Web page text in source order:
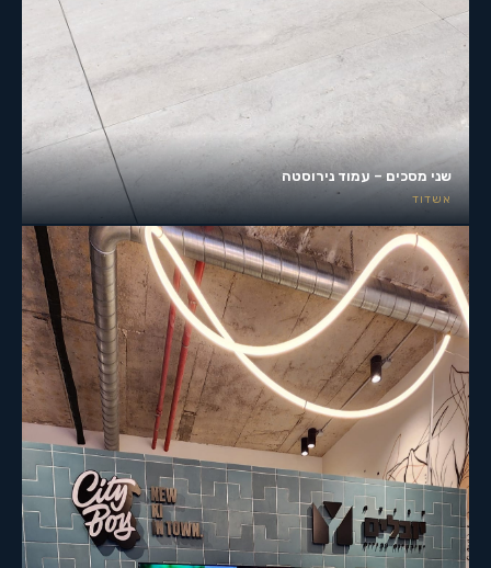
שני מסכים – עמוד נירוסטה
אשדוד